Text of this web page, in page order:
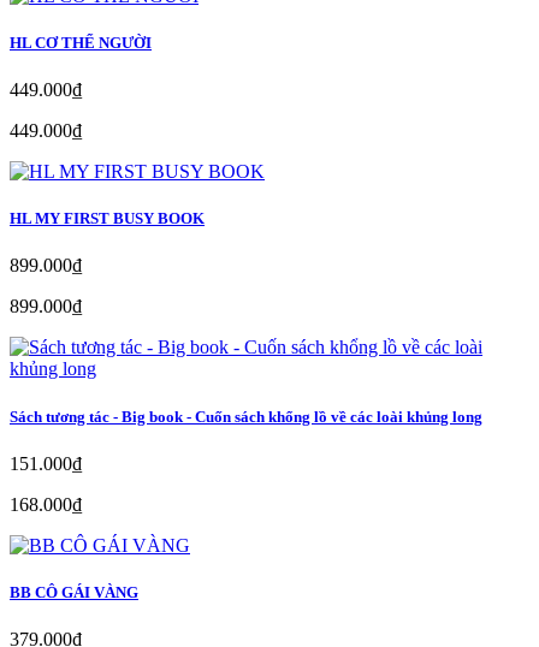
HL CƠ THỂ NGƯỜI
449.000₫
449.000₫
HL MY FIRST BUSY BOOK
899.000₫
899.000₫
Sách tương tác - Big book - Cuốn sách khổng lồ về các loài khủng long
151.000₫
168.000₫
BB CÔ GÁI VÀNG
379.000₫